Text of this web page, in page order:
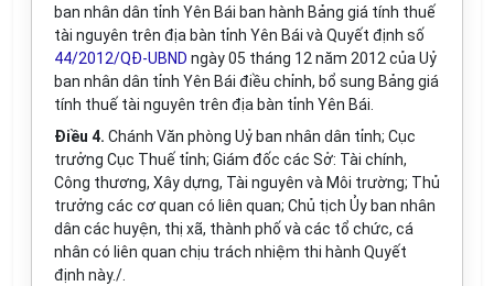
ban nhân dân tỉnh Yên Bái ban hành Bảng giá tính thuế
tài nguyên trên địa bàn tỉnh Yên Bái và Quyết định số
44/2012/QĐ-UBND ngày 05 tháng 12 năm 2012 của Uỷ
ban nhân dân tỉnh Yên Bái điều chỉnh, bổ sung Bảng giá
tính thuế tài nguyên trên địa bàn tỉnh Yên Bái.
Điều 4. Chánh Văn phòng Uỷ ban nhân dân tỉnh; Cục
trưởng Cục Thuế tỉnh; Giám đốc các Sở: Tài chính,
Công thương, Xây dựng, Tài nguyên và Môi trường; Thủ
trưởng các cơ quan có liên quan; Chủ tịch Ủy ban nhân
dân các huyện, thị xã, thành phố và các tổ chức, cá
nhân có liên quan chịu trách nhiệm thi hành Quyết
định này./.